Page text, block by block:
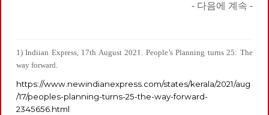
- 다음에 계속 -
1) Indiian Express, 17th August 2021. People’s Planning turns 25: The
way forward.
https://www.newindianexpress.com/states/kerala/2021/aug
/17/peoples-planning-turns-25-the-way-forward-
2345656.html